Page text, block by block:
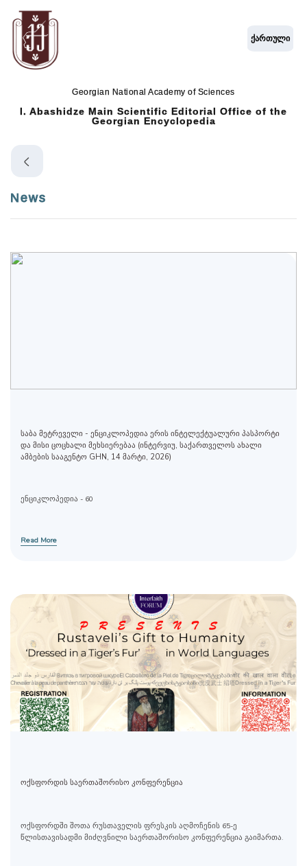
Georgian National Academy of Sciences
I. Abashidze Main Scientific Editorial Office of the
Georgian Encyclopedia
ქართული
News
საბა მეტრეველი - ენციკლოპედია ერის ინტელექტუალური პასპორტი
და მისი ცოცხალი მეხსიერებაა (ინტერვიუ, საქართველოს ახალი
ამბების სააგენტო GHN, 14 მარტი, 2026)
ენციკლოპედია - 60
Read More
ოქსფორდის საერთაშორისო კონფერენცია
ოქსფორდში შოთა რუსთაველის ფრესკის აღმოჩენის 65-ე
წლისთავისადმი მიძღვნილი საერთაშორისო კონფერენცია გაიმართა.